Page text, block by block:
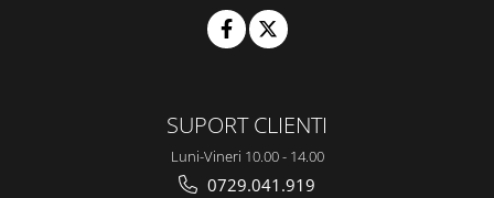
SUPORT CLIENTI
Luni-Vineri 10.00 - 14.00
0729.041.919